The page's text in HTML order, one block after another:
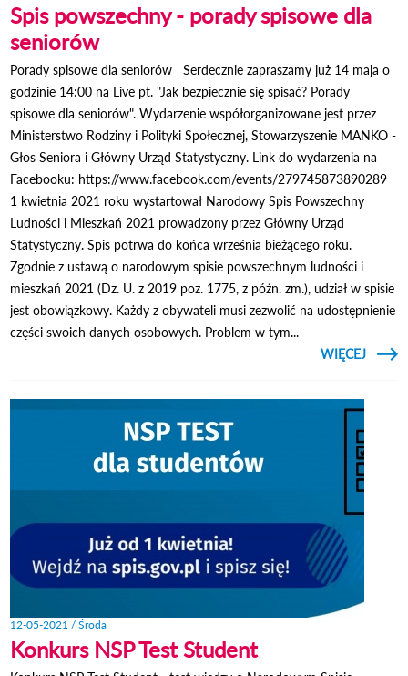
Spis powszechny - porady spisowe dla
seniorów
Porady spisowe dla seniorów Serdecznie zapraszamy już 14 maja o
godzinie 14:00 na Live pt. "Jak bezpiecznie się spisać? Porady
spisowe dla seniorów". Wydarzenie współorganizowane jest przez
Ministerstwo Rodziny i Polityki Społecznej, Stowarzyszenie MANKO -
Głos Seniora i Główny Urząd Statystyczny. Link do wydarzenia na
Facebooku: https://www.facebook.com/events/279745873890289
1 kwietnia 2021 roku wystartował Narodowy Spis Powszechny
Ludności i Mieszkań 2021 prowadzony przez Główny Urząd
Statystyczny. Spis potrwa do końca września bieżącego roku.
Zgodnie z ustawą o narodowym spisie powszechnym ludności i
mieszkań 2021 (Dz. U. z 2019 poz. 1775, z późn. zm.), udział w spisie
jest obowiązkowy. Każdy z obywateli musi zezwolić na udostępnienie
części swoich danych osobowych. Problem w tym...
CZYTAJ
WIĘCEJ
12-05-2021 / Środa
Konkurs NSP Test Student